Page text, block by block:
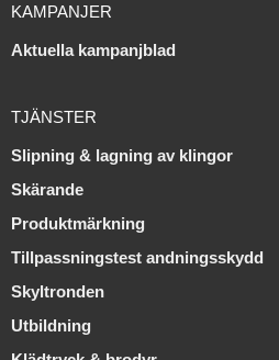
KAMPANJER
Aktuella kampanjblad
TJÄNSTER
Slipning & lagning av klingor
Skärande
Produktmärkning
Tillpassningstest andningsskydd
Skyltronden
Utbildning